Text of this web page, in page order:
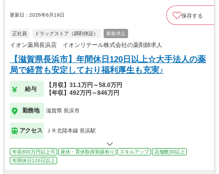
更新日：2026年6月19日 保存する
正社員 ドラッグストア（調剤併設） 募集停止
イオン薬局長浜店 イオンリテール株式会社の薬剤師求人
【滋賀県長浜市】年間休日120日以上☆大手法人の薬
局で経営も安定しており福利厚生も充実♪
給与
【月収】31.1万円～58.0万円
【年収】492万円～846万円
勤務地 滋賀県 長浜市
アクセス ＪＲ北陸本線 長浜駅
年収800万円以上可 産休・育休取得実績有り スキルアップ
店舗数30以上
年間休日120日以上